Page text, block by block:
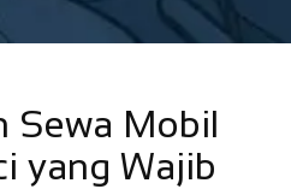
Sewa Mobil
yang Wajib